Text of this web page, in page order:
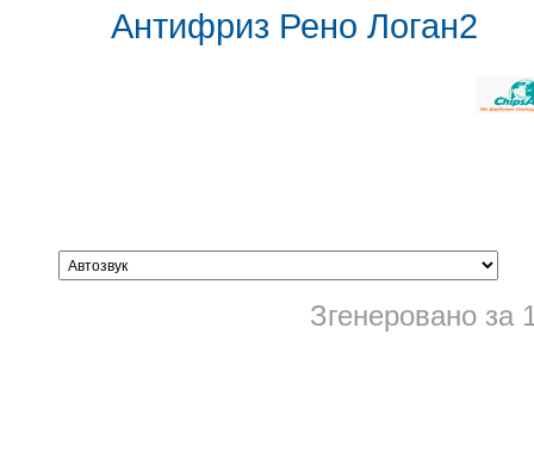
Антифриз Рено Логан2
Згенеровано за